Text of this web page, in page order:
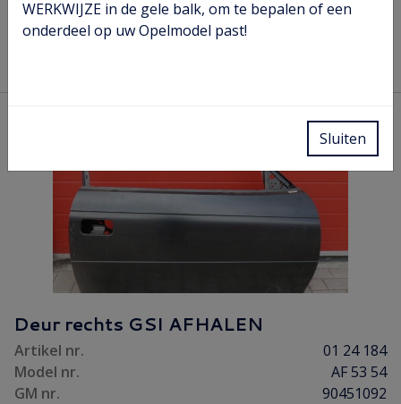
Bestellen
Deur rechts GSI AFHALEN
Artikel nr.
01 24 184
Model nr.
AF 53 54
GM nr.
90451092
WERKWIJZE in de gele balk, om te bepalen of een
onderdeel op uw Opelmodel past!
Sluiten